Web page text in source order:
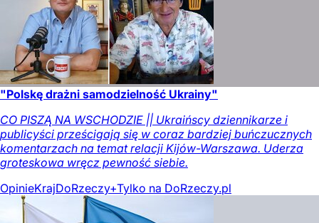
"Polskę drażni samodzielność Ukrainy"
CO PISZĄ NA WSCHODZIE || Ukraińscy dziennikarze i
publicyści prześcigają się w coraz bardziej buńczucznych
komentarzach na temat relacji Kijów-Warszawa. Uderza
groteskowa wręcz pewność siebie.
OpinieKrajDoRzeczy+Tylko na DoRzeczy.pl